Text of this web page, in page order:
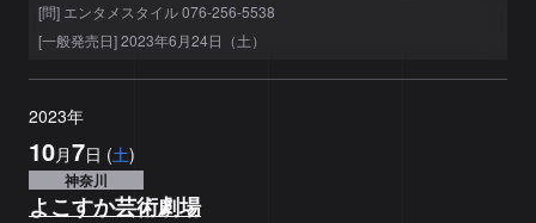
[問] エンタメスタイル 076-256-5538
[一般発売日] 2023年6月24日（土）
2023年
10月7日 (土)
神奈川
よこすか芸術劇場